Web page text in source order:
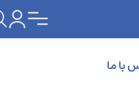
با ما